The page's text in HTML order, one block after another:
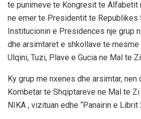
te punimeve te Kongresit te Alfabetit
ne emer te Presidentit te Republikes
Institucionin e Presidences nje grup
dhe arsimtaret e shkollave te mesme
Ulqini, Tuzi, Plave e Gucia ne Mal te
Ky grup me nxenes dhe arsimtar,
Kombetar te Shqiptareve ne Mal te
NIKA , vizituan edhe “Panairin e Librit